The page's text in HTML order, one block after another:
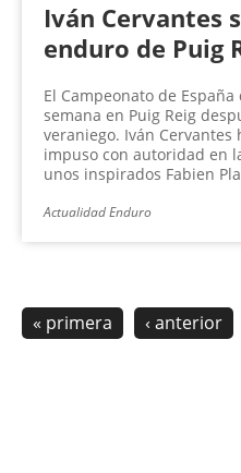
Iván Cervantes
enduro de Puig
El Campeonato de
semana en Puig Reig
veraniego. Iván Cervantes
impuso con autoridad en
unos inspirados Fabien
Actualidad Enduro
« primera ‹ anterior